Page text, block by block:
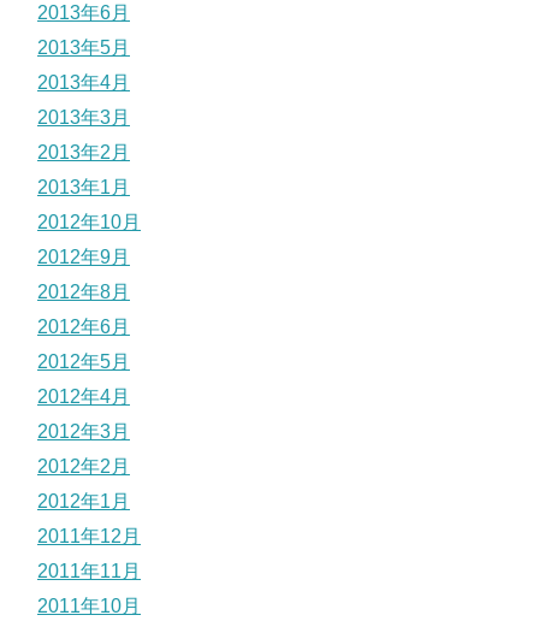
2013年6月
2013年5月
2013年4月
2013年3月
2013年2月
2013年1月
2012年10月
2012年9月
2012年8月
2012年6月
2012年5月
2012年4月
2012年3月
2012年2月
2012年1月
2011年12月
2011年11月
2011年10月